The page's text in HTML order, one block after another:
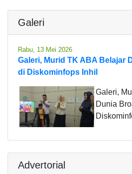
Galeri
Rabu, 13 Mei 2026
Galeri, Murid TK ABA Belajar
di Diskominfops Inhil
Galeri,
Dunia
Advertorial